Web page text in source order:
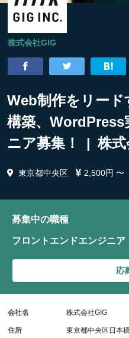
株式会社GIG
Web制作をリー
構築、WordPress
ニア募集！ | 株式
東京都中央区 2,500円 〜
募集中の職種
フロントエンドエンジニア
応
会社名 株式会社GIG
住所
東京都中央区日本